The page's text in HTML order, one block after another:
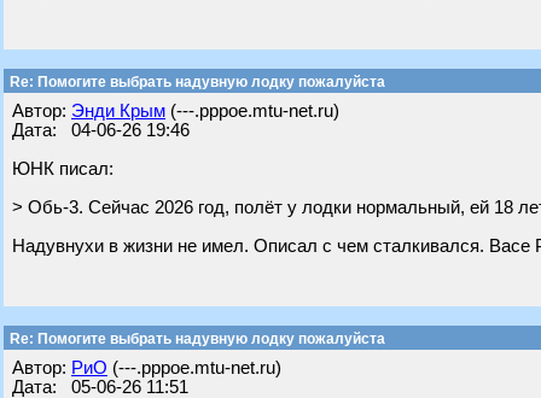
Re: Помогите выбрать надувную лодку пожалуйста
Автор: Энди Крым (---.pppoe.mtu-net.ru)
Дата: 04-06-26 19:46
ЮНК писал:
> Обь-3. Сейчас 2026 год, полёт у лодки нормальный, ей 18
Надувнухи в жизни не имел. Описал с чем сталкивался. Васе
Re: Помогите выбрать надувную лодку пожалуйста
Автор: РиО (---.pppoe.mtu-net.ru)
Дата: 05-06-26 11:51